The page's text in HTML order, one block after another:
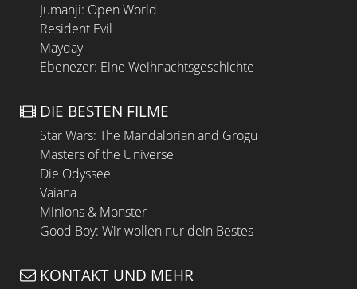
Jumanji: Open World
Resident Evil
Mayday
Ebenezer: Eine Weihnachtsgeschichte
DIE BESTEN FILME
Star Wars: The Mandalorian and Grogu
Masters of the Universe
Die Odyssee
Vaiana
Minions & Monster
Good Boy: Wir wollen nur dein Bestes
KONTAKT UND MEHR